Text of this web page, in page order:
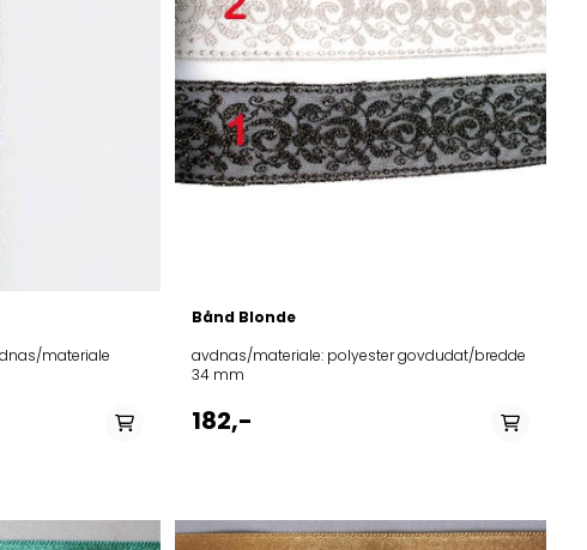
Bånd Blonde
avdnas/materiale: polyester govdudat/bredde
34 mm
182,-
alit/blå, rosa, orange